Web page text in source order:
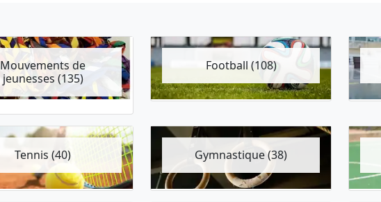
Mouvements de
jeunesses (135)
Football (108)
Tennis (40) Gymnastique (38)